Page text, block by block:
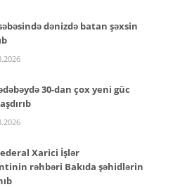
dənizdə batan şəxsin
30-dan çox yeni güc
Xarici İşlər
rəhbəri Bakıda şəhidlərin